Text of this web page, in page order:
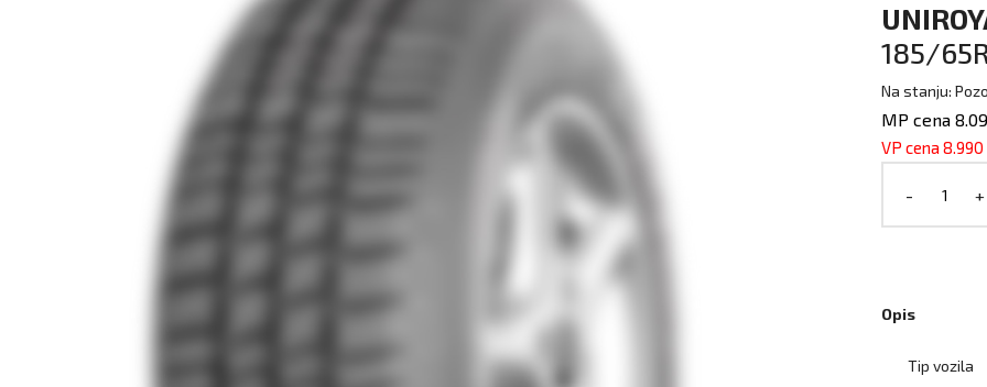
185/
Na stanju:
MP cena
VP cena 8.990
- +
Opis
Tip vozila